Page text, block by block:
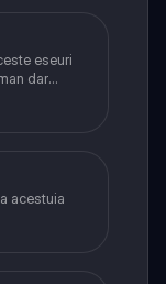
eseuri
dar
acestuia